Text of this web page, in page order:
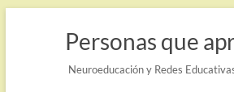
Personas que
Neuroeducación y Redes